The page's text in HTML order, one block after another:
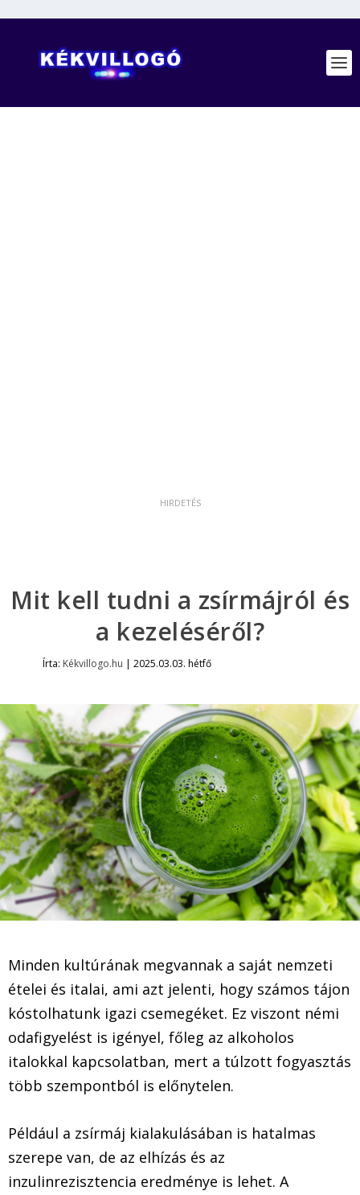
Mit kell tudni a zsírmájról és
a kezeléséről?
Írta: Kékvillogo.hu | 2025.03.03. hétfő
Minden kultúrának megvannak a saját nemzeti
ételei és italai, ami azt jelenti, hogy számos tájon
kóstolhatunk igazi csemegéket. Ez viszont némi
odafigyelést is igényel, főleg az alkoholos
italokkal kapcsolatban, mert a túlzott fogyasztás
több szempontból is előnytelen.
Például a zsírmáj kialakulásában is hatalmas
szerepe van, de az elhízás és az
inzulinrezisztencia eredménye is lehet. A